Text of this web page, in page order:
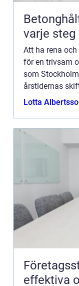
varje steg
Att ha rena
för en trivsam
som
årstidernas
mattv&a...
Lotta
effektiva